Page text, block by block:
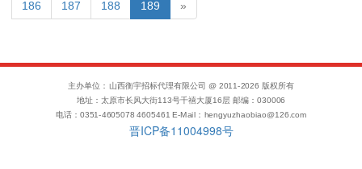
186 187 188 189 »
主办单位：山西衡宇招标代理有限公司 @ 2011-2026 版权所有
地址：太原市长风大街113号千禧大厦16层 邮编：030006
电话：0351-4605078 4605461 E-Mail：hengyuzhaobiao@126.com
晋ICP备11004998号